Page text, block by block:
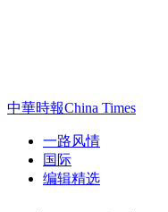
中華時報China Times
一路风情
国际
编辑精选